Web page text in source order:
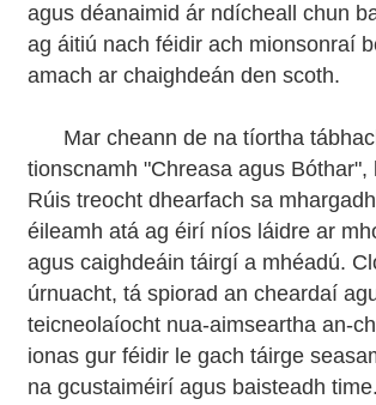
agus déanaimid ár ndícheall chun
ag áitiú nach féidir ach mionsonraí
amach ar chaighdeán den scoth.
Mar cheann de na tíortha
tionscnamh "Chreasa agus Bóthar",
Rúis treocht dhearfach sa
éileamh atá ag éirí níos láidre ar
agus caighdeáin táirgí a mhéadú.
úrnuacht, tá spiorad an cheardaí
teicneolaíocht nua-aimseartha an-
ionas gur féidir le gach táirge
na gcustaiméirí agus baisteadh